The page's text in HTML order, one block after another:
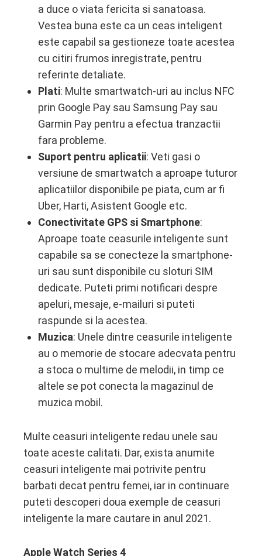
a duce o viata fericita si sanatoasa.
Vestea buna este ca un ceas inteligent
este capabil sa gestioneze toate acestea
cu citiri frumos inregistrate, pentru
referinte detaliate.
Plati: Multe smartwatch-uri au inclus NFC
prin Google Pay sau Samsung Pay sau
Garmin Pay pentru a efectua tranzactii
fara probleme.
Suport pentru aplicatii: Veti gasi o
versiune de smartwatch a aproape tuturor
aplicatiilor disponibile pe piata, cum ar fi
Uber, Harti, Asistent Google etc.
Conectivitate GPS si Smartphone:
Aproape toate ceasurile inteligente sunt
capabile sa se conecteze la smartphone-
uri sau sunt disponibile cu sloturi SIM
dedicate. Puteti primi notificari despre
apeluri, mesaje, e-mailuri si puteti
raspunde si la acestea.
Muzica: Unele dintre ceasurile inteligente
au o memorie de stocare adecvata pentru
a stoca o multime de melodii, in timp ce
altele se pot conecta la magazinul de
muzica mobil.
Multe ceasuri inteligente redau unele sau
toate aceste calitati. Dar, exista anumite
ceasuri inteligente mai potrivite pentru
barbati decat pentru femei, iar in continuare
puteti descoperi doua exemple de ceasuri
inteligente la mare cautare in anul 2021.
Apple Watch Series 4